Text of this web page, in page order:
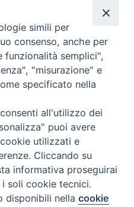
semplice;
di vigenza del
di ciascuna
si riunisce
tre volte l’anno,
del Presidente
per via telematica
di anticipo.12.4
è ammessa la
Preferenze Cookie
simili per
consenso, anche per
funzionalità semplici",
"misurazione" e
specificato nella
all'utilizzo dei
puoi avere
utilizzati e
Cliccando su
informativa proseguirai
soli cookie tecnici.
disponibili nellacookie